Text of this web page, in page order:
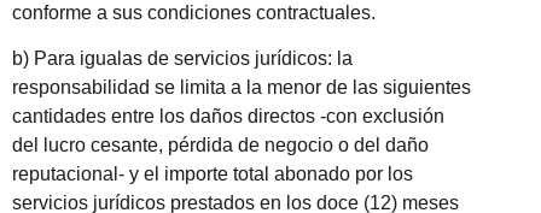
conforme a sus condiciones contractuales.
b) Para igualas de servicios jurídicos: la
responsabilidad se limita a la menor de las siguientes
cantidades entre los daños directos -con exclusión
del lucro cesante, pérdida de negocio o del daño
reputacional- y el importe total abonado por los
servicios jurídicos prestados en los doce (12) meses